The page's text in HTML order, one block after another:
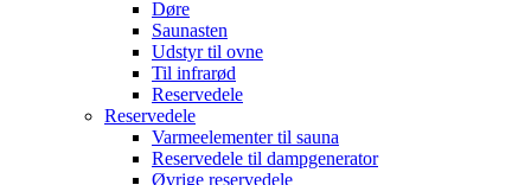
Døre
Saunasten
Udstyr til ovne
Til infrarød
Reservedele
Reservedele
Varmeelementer til sauna
Reservedele til dampgenerator
Øvrige reservedele